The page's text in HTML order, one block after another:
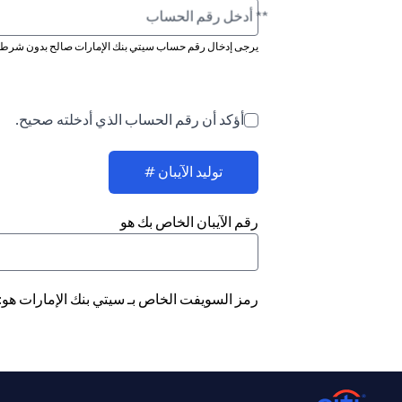
يرجى إدخال رقم حساب سيتي بنك الإمارات صالح بدون
** أدخل رقم الحساب
أؤكد أن رقم الحساب الذي أدخلته صحيح.
توليد الآيبان #
رقم الآيبان الخاص بك هو
رمز السويفت الخاص بـ سيتي بنك الإمارات هو: CITIAEAD